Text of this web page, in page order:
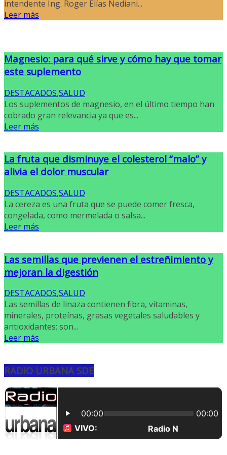
intendente Ing. Roger Elías Nediani...
Leer más
Magnesio: para qué sirve y cómo hay que tomar
este suplemento
DESTACADOS,SALUD
Los suplementos de magnesio, en el último tiempo han
cobrado gran relevancia ya que es...
Leer más
La fruta que disminuye el colesterol “malo” y
alivia el dolor muscular
DESTACADOS,SALUD
La cereza es una fruta que se puede comer fresca,
congelada, como mermelada o salsa...
Leer más
Las semillas que previenen el estreñimiento y
mejoran la digestión
DESTACADOS,SALUD
Las semillas de linaza contienen fibra, vitaminas,
minerales, proteínas, grasas vegetales saludables y
antioxidantes; son...
Leer más
RADIO URBANA SDE